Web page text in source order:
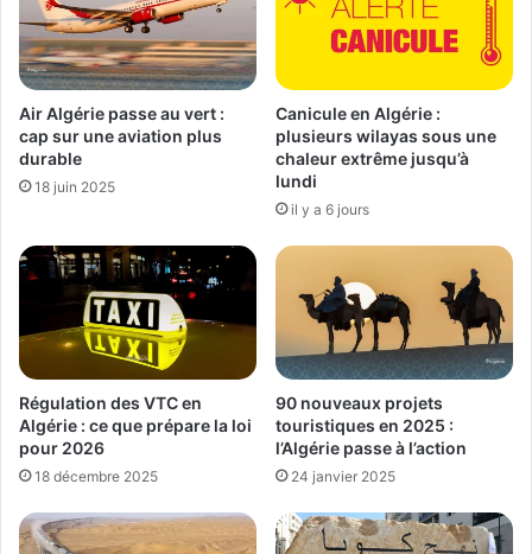
Air Algérie passe au vert :
cap sur une aviation plus
durable
18 juin 2025
Canicule en Algérie :
plusieurs wilayas sous une
chaleur extrême jusqu’à
lundi
il y a 6 jours
Régulation des VTC en
Algérie : ce que prépare la loi
pour 2026
18 décembre 2025
90 nouveaux projets
touristiques en 2025 :
l’Algérie passe à l’action
24 janvier 2025